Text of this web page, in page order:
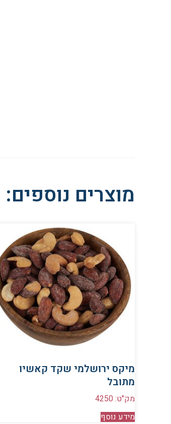
מוצרים נוספים:
מיקס ירושלמי שקד קאשיו
מתובל
מק"ט: 4250
מידע נוסף